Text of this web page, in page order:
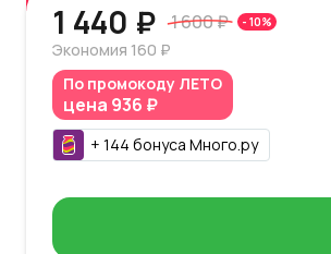
1 440 ₽ 1 600 ₽ - 10%
Экономия 160 ₽
По промокоду ЛЕТО
цена 936 ₽
+ 144 бонуса Много.ру